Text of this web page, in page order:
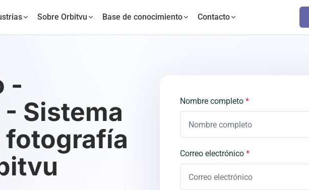
Sobre Orbitvu Base de conocimiento Contacto
-
Sistema
fotografía
Nombre completo *
Correo electrónico *